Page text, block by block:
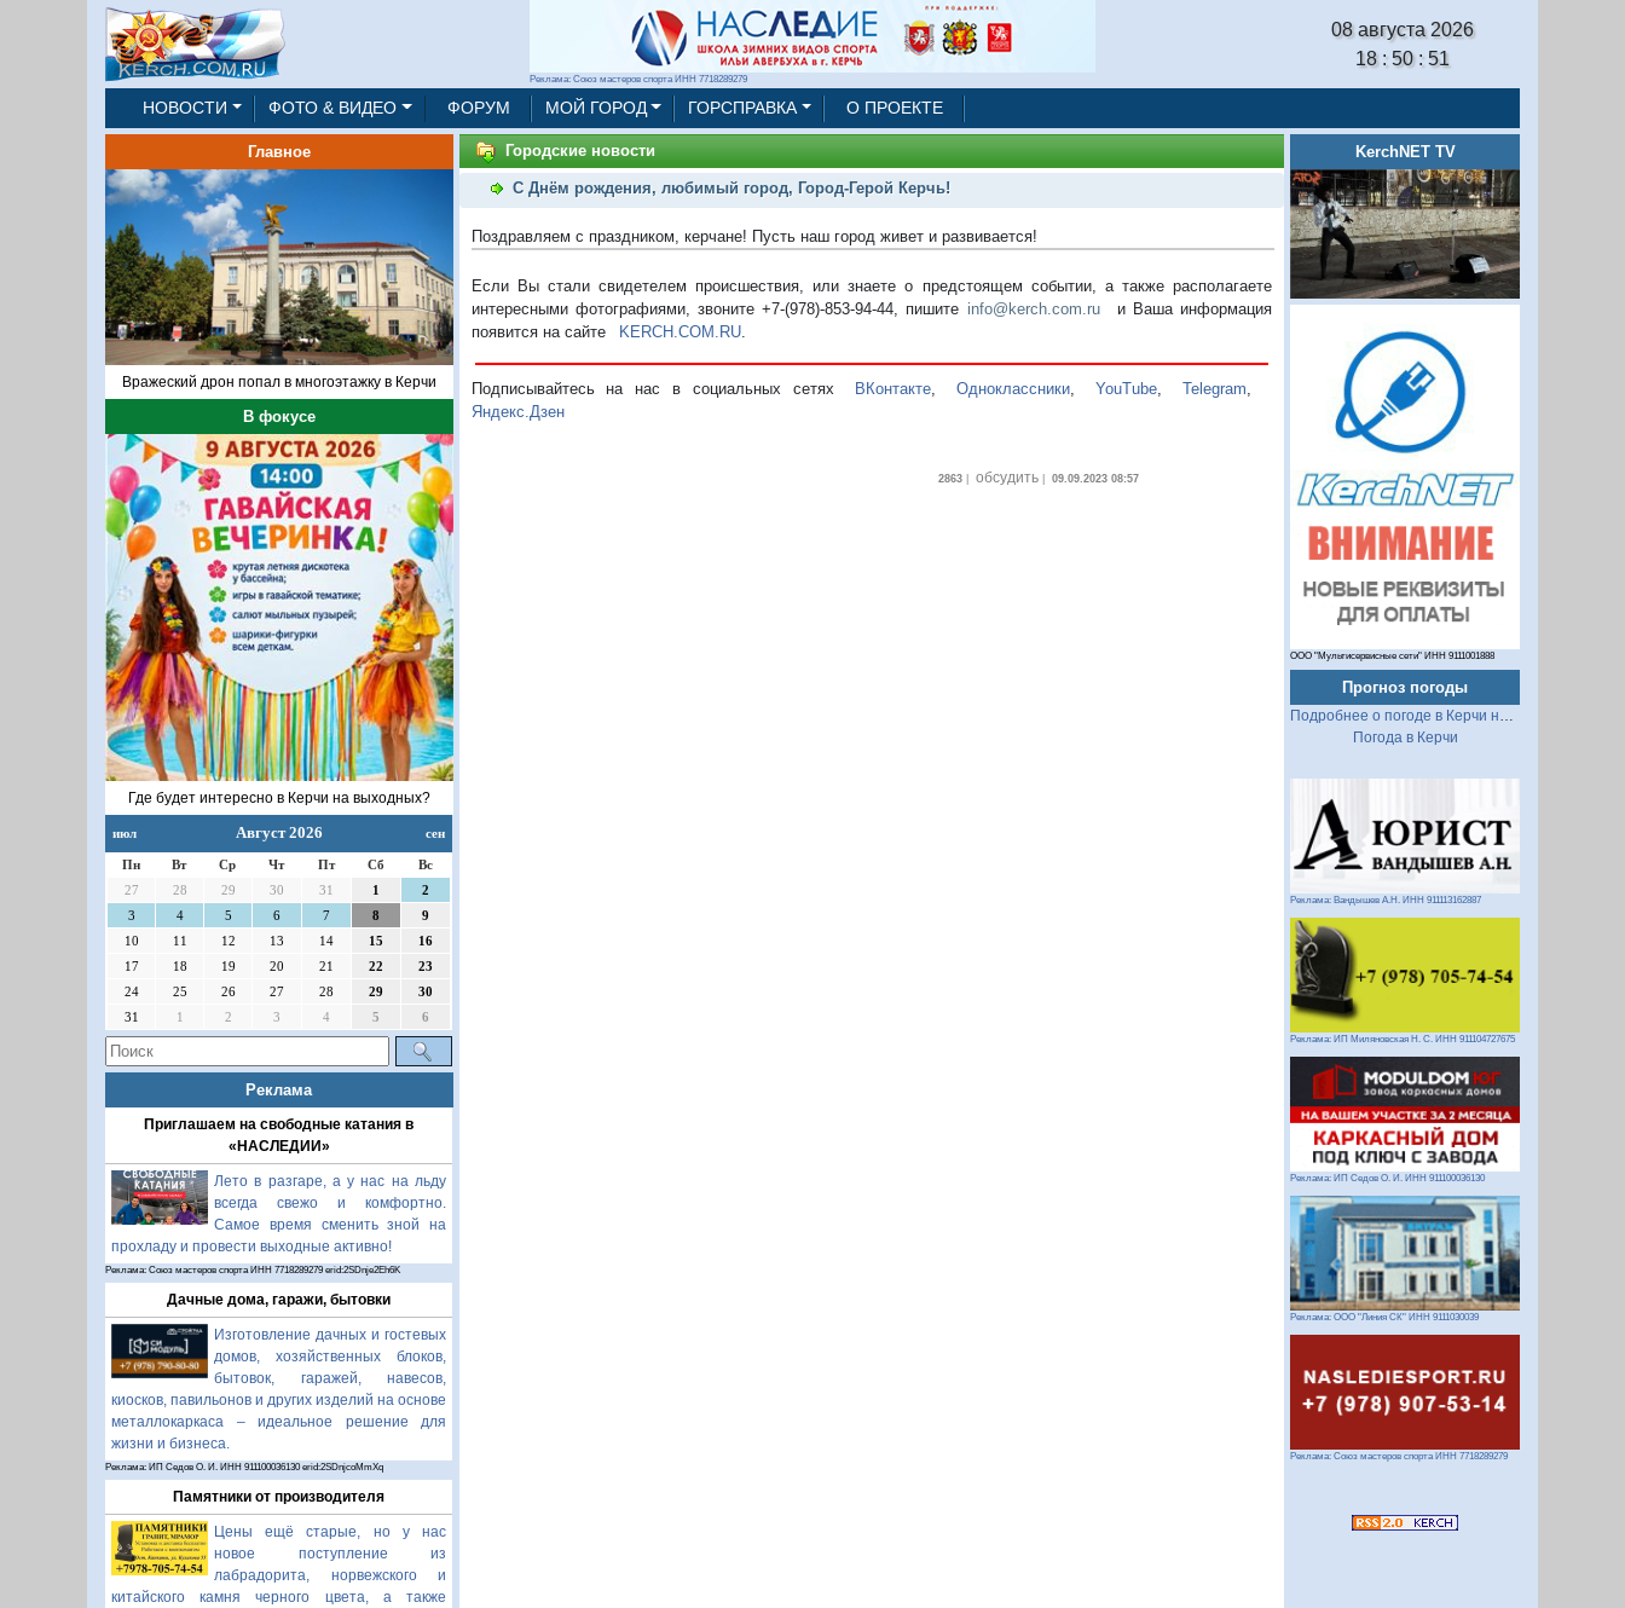
Реклама: Союз мастеров спорта ИНН 7718289279
08 августа 2026
18 : 50 : 52
НОВОСТИ ФОТО & ВИДЕО ФОРУМ МОЙ ГОРОД ГОРСПРАВКА О ПРОЕКТЕ
Главное
Вражеский дрон попал в многоэтажку в Керчи
В фокусе
Где будет интересно в Керчи на выходных?
июл Август 2026 сен
Пн Вт Ср Чт Пт Сб
Вс
27
28 29 30 31 1
2
3
4 5 6 7 8
9
10
11 12 13 14 15
16
17
18 19 20 21 22
23
24
25 26 27 28 29
30
31
1 2 3 4 5 6
Реклама
Приглашаем на свободные катания в
«НАСЛЕДИИ»
Лето в разгаре, а у нас на льду
всегда свежо и комфортно.
Самое время сменить зной на
прохладу и провести выходные активно!
Реклама: Союз мастеров спорта ИНН 7718289279 erid:2SDnje2Eh6K
Дачные дома, гаражи, бытовки
Изготовление дачных и гостевых
домов, хозяйственных блоков,
бытовок, гаражей, навесов,
киосков, павильонов и других изделий на основе
металлокаркаса – идеальное решение для
жизни и бизнеса.
Реклама: ИП Седов О. И. ИНН 911100036130 erid:2SDnjcoMmXq
Памятники от производителя
Цены ещё старые, но у нас
новое поступление из
лабрадорита, норвежского и
китайского камня черного цвета, а также
Городские новости
С Днём рождения, любимый город, Город-Герой Керчь!
Поздравляем с праздником, керчане! Пусть наш город живет и развивается!
Если Вы стали свидетелем происшествия, или знаете о предстоящем событии, а также располагаете
интересными фотографиями, звоните +7-(978)-853-94-44, пишите info@kerch.com.ru и Ваша информация
появится на сайте KERCH.COM.RU.
Подписывайтесь на нас в социальных сетях ВКонтакте Одноклассники ,YouTube ,Telegram
Яндекс.Дзен
2863| обсудить| 09.09.2023 08:57
KerchNET TV
ООО "Мультисервисные сети" ИНН 9111001888
Прогноз погоды
Подробнее о погоде в Керчи на 2 недели
Погода в Керчи
Реклама: Вандышев А.Н. ИНН 911113162887
Реклама: ИП Миляновская Н. С. ИНН 911104727675
Реклама: ИП Седов О. И. ИНН 911100036130
Реклама: ООО "Линия СК" ИНН 9111030039
Реклама: Союз мастеров спорта ИНН 7718289279